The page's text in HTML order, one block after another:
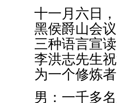
十一月六日
黑侯爵山会
三种语言宣
李洪志先生
为一个修炼
男：一千多